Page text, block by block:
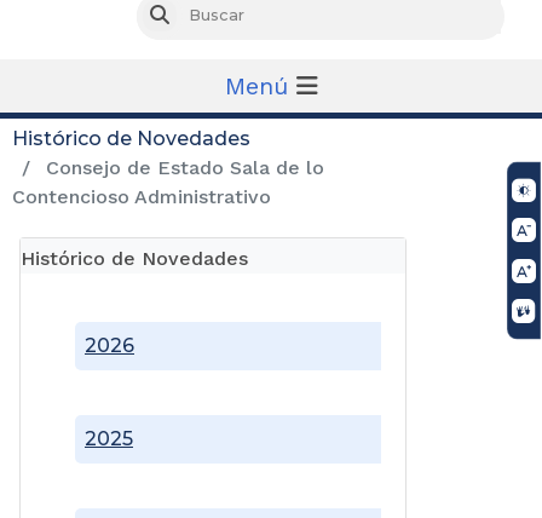
Buscar
Menú
Histórico de Novedades
Consejo de Estado Sala de lo
Contencioso Administrativo
Histórico de Novedades
2025
2026